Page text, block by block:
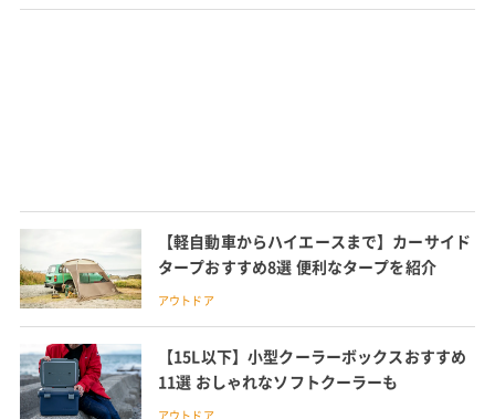
【軽自動車からハイエースまで】カーサイド
タープおすすめ8選 便利なタープを紹介
アウトドア
【15L以下】小型クーラーボックスおすすめ
11選 おしゃれなソフトクーラーも
アウトドア